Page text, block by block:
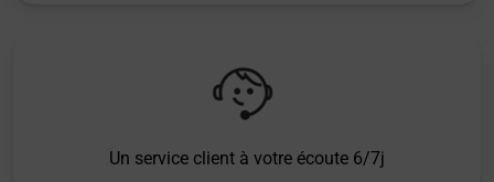
Un service client à votre écoute 6/7j